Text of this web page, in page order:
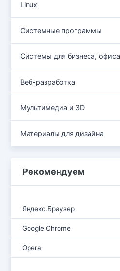
Linux
Системные программы
Системы для бизнеса, офиса
Веб-разработка
Мультимедиа и 3D
Материалы для дизайна
Рекомендуем
Яндекс.Браузер
Google Chrome
Opera